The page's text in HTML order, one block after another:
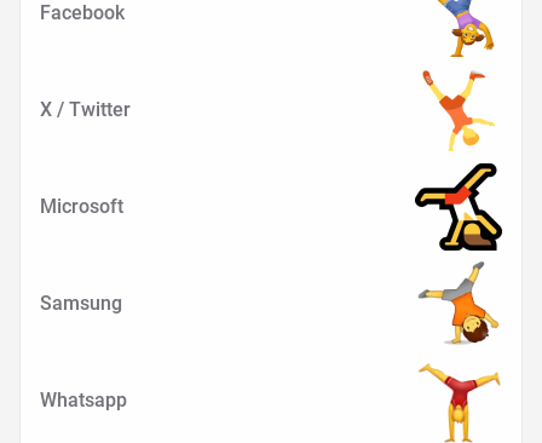
Facebook
X / Twitter
Microsoft
Samsung
Whatsapp